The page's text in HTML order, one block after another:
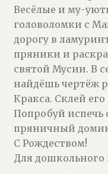
Весёлые и му-
головоломки с
дорогу в
пряники и
святой Мусии. В
найдёшь чертёж
Кракса. Склей
Попробуй испечь
пряничный
С Рождеством!
Для дошкольного